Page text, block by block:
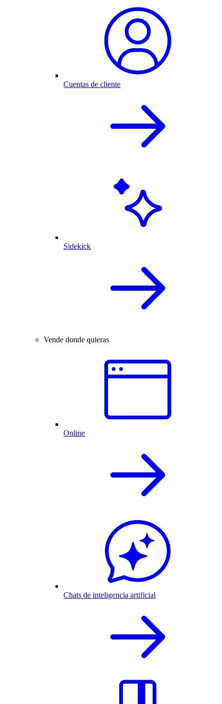
Cuentas de cliente
Sidekick
Vende donde quieras
Online
Chats de inteligencia artificial